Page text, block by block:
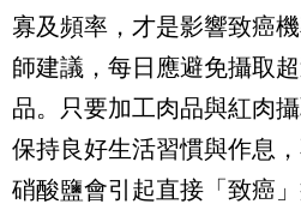
寡及頻率，才是影響致癌
師建議，每日應避免攝取
品。只要加工肉品與紅肉
保持良好生活習慣與作息
硝酸鹽會引起直接「致癌」